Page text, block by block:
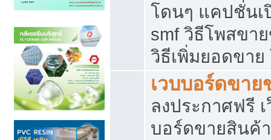
โดนๆ แคปชั่นเ
smf วิธีโพสขา
วิธีเพิ่มยอดขาย
เวบบอร์ดขา
ลงประกาศฟรี
บอร์ดขายสินค้